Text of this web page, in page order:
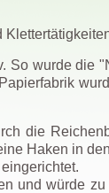
So wurde die
die
Haken in
und würde